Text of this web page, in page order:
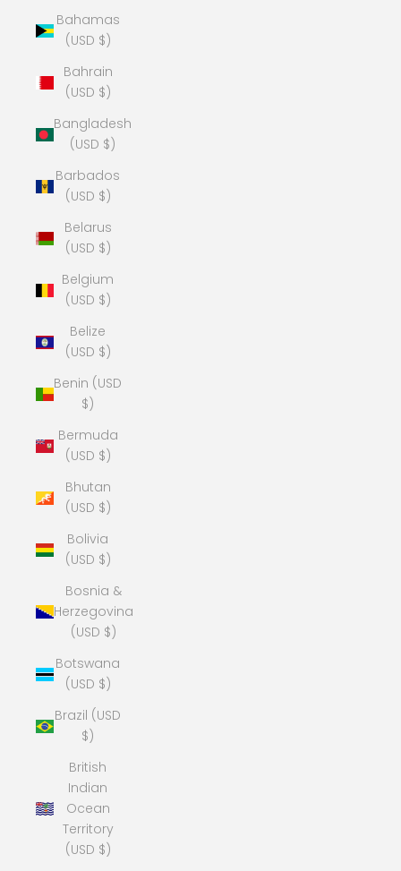
Bahamas
(USD $)
Bahrain
(USD $)
Bangladesh
(USD $)
Barbados
(USD $)
Belarus
(USD $)
Belgium
(USD $)
Belize
(USD $)
Benin (USD
$)
Bermuda
(USD $)
Bhutan
(USD $)
Bolivia
(USD $)
Bosnia &
Herzegovina
(USD $)
Botswana
(USD $)
Brazil (USD
$)
British
Indian
Ocean
Territory
(USD $)